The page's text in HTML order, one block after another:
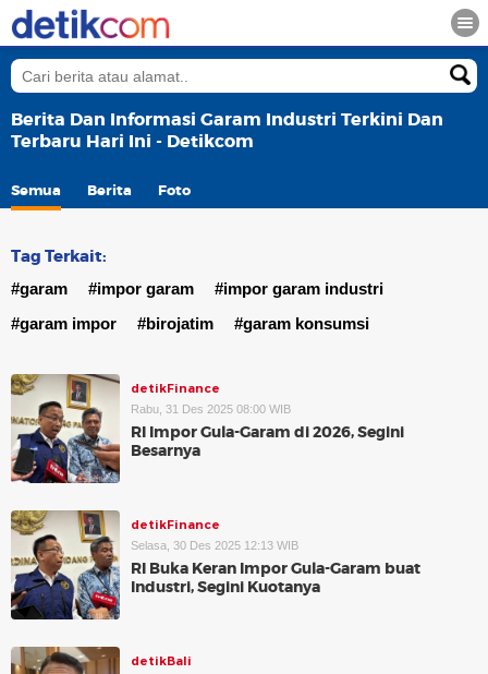
Berita Dan Informasi Garam Industri Terkini Dan
Terbaru Hari Ini - Detikcom
Semua Berita Foto
Tag Terkait:
#garam #impor garam
#impor garam industri
#garam impor
#birojatim #garam konsumsi
detikFinance
Rabu, 31 Des 2025 08:00 WIB
RI Impor Gula-Garam di 2026, Segini
Besarnya
detikFinance
Selasa, 30 Des 2025 12:13 WIB
RI Buka Keran Impor Gula-Garam buat
Industri, Segini Kuotanya
detikBali